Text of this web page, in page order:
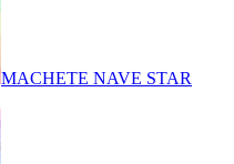
MACHETE NAVE STAR